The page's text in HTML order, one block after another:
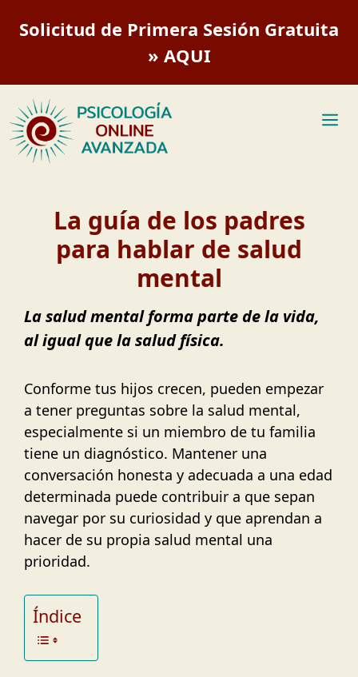
Solicitud de Primera Sesión Gratuita
» AQUI
La guía de los padres
para hablar de salud
mental
La salud mental forma parte de la vida,
al igual que la salud física.
Conforme tus hijos crecen, pueden empezar
a tener preguntas sobre la salud mental,
especialmente si un miembro de tu familia
tiene un diagnóstico. Mantener una
conversación honesta y adecuada a una edad
determinada puede contribuir a que sepan
navegar por su curiosidad y que aprendan a
hacer de su propia salud mental una
prioridad.
Índice